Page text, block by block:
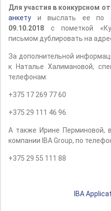
Для участия в конкурсном
анкету и выслать ее по
09.10.2018 с пометкой
письмом дублировать на
За дополнительной
к Наталье Халимановой,
телефонам:
+375 17 269 77 60
+375 29 111 46 96.
А также Ирине Перминовой,
компании IBA Group, по
+375 29 55 111 88
IBA